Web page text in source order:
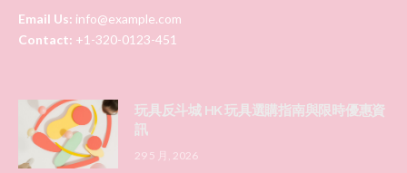
Email Us: info@example.com
Contact: +1-320-0123-451
玩具反斗城 HK 玩具選購指南與限時優惠資
訊
29 5 月, 2026